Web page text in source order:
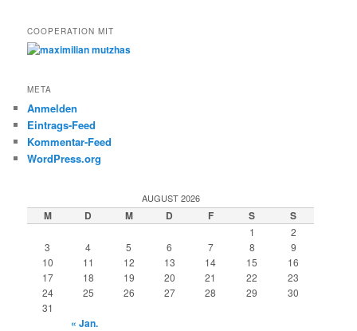
COOPERATION MIT
META
Anmelden
Eintrags-Feed
Kommentar-Feed
WordPress.org
AUGUST 2026
M D M D F S S
1
2
3
4 5 6 7 8
9
10
11 12 13 14 15
16
17
18 19 20 21 22
23
24
25 26 27 28 29
30
31
« Jan.